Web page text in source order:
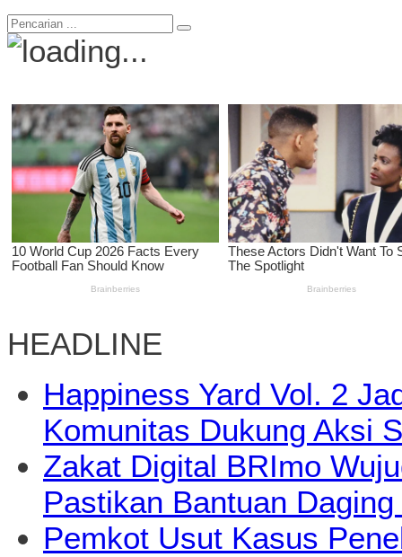
HEADLINE
Happiness Yard Vol. 2
Komunitas Dukung Aksi
Zakat Digital BRImo
Pastikan Bantuan
Pemkot Usut Kasus